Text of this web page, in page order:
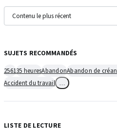
SUJETS RECOMMANDÉS
256135 heuresAbandonAbandon de
Accident du travail
LISTE DE LECTURE